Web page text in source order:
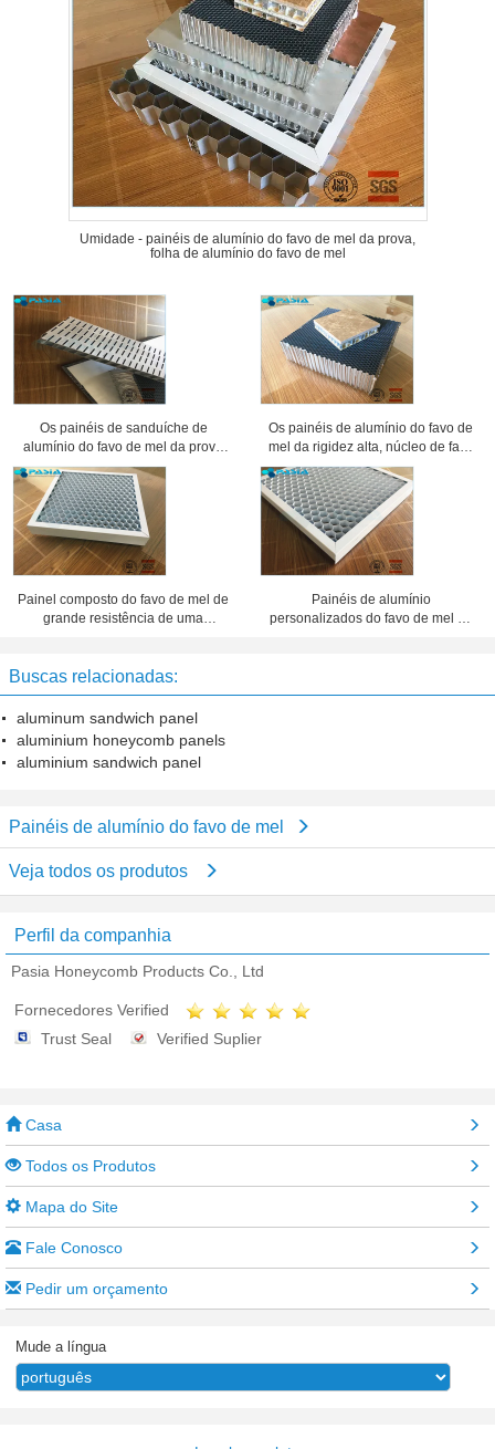
Umidade - painéis de alumínio do favo de mel da prova,
folha de alumínio do favo de mel
Os painéis de sanduíche de
alumínio do favo de mel da prova
sadia utilizaram ferramentas o
tratamento de superfície
Os painéis de alumínio do favo de
mel da rigidez alta, núcleo de favo
de mel almofadam 25 milímetros
de espessura
Painel composto do favo de mel de
grande resistência de uma
Painéis de alumínio
personalizados do favo de mel da
Buscas relacionadas:
aluminum sandwich panel
aluminium honeycomb panels
aluminium sandwich panel
Painéis de alumínio do favo de mel
Veja todos os produtos
Perfil da companhia
Pasia Honeycomb Products Co., Ltd
Fornecedores Verified
Trust Seal
Verified Suplier
Casa
Todos os Produtos
Mapa do Site
Fale Conosco
Pedir um orçamento
Mude a língua